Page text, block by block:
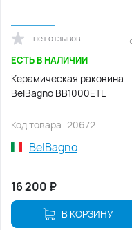
нет отзывов
ЕСТЬ В НАЛИЧИИ
Керамическая раковина
BelBagno BB1000ETL
Код товара 20672
BelBagno
16 200 ₽
В КОРЗИНУ